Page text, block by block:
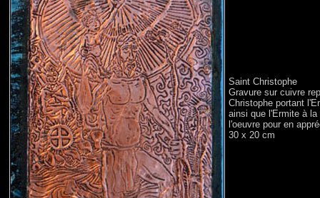
Saint Christophe
Gravure sur cuivre
Christophe portant
ainsi que l'Ermite à
l'oeuvre pour en
30 x 20 cm